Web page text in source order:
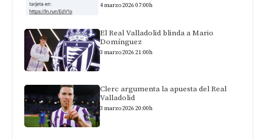
4 marzo 2026 07:00h
El Real Valladolid blinda a Mario
Domínguez
3 marzo 2026 21:00h
Clerc argumenta la apuesta del Real
Valladolid
3 marzo 2026 20:00h